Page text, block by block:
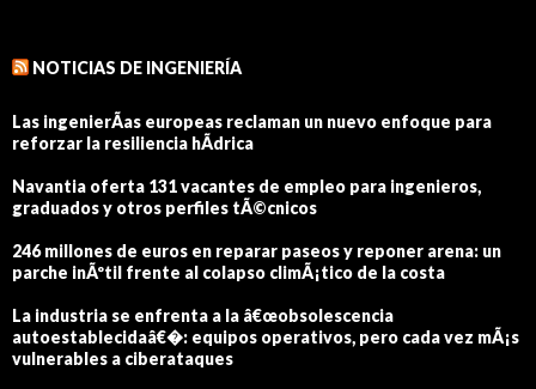
NOTICIAS DE INGENIERÍA
Las ingenierÃ­as europeas reclaman un nuevo enfoque para
reforzar la resiliencia hÃ­drica
Navantia oferta 131 vacantes de empleo para ingenieros,
graduados y otros perfiles tÃ©cnicos
246 millones de euros en reparar paseos y reponer arena: un
parche inÃºtil frente al colapso climÃ¡tico de la costa
La industria se enfrenta a la â€œobsolescencia
autoestablecidaâ€�: equipos operativos, pero cada vez mÃ¡s
vulnerables a ciberataques